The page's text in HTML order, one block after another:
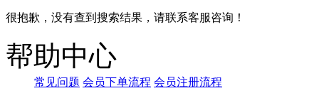
价格
很抱歉，没有查到搜索结果，请联系客服咨询！
帮助中心
常见问题 会员下单流程 会员注册流程